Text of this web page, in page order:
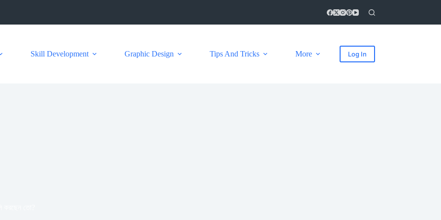
Skill Development Graphic Design Tips And Tricks More Log In